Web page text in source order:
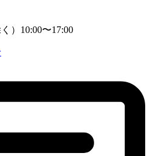
）10:00〜17:00